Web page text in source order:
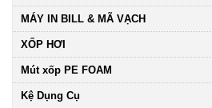
MÁY IN BILL & MÃ VẠCH
XỐP HƠI
Mút xốp PE FOAM
Kệ Dụng Cụ